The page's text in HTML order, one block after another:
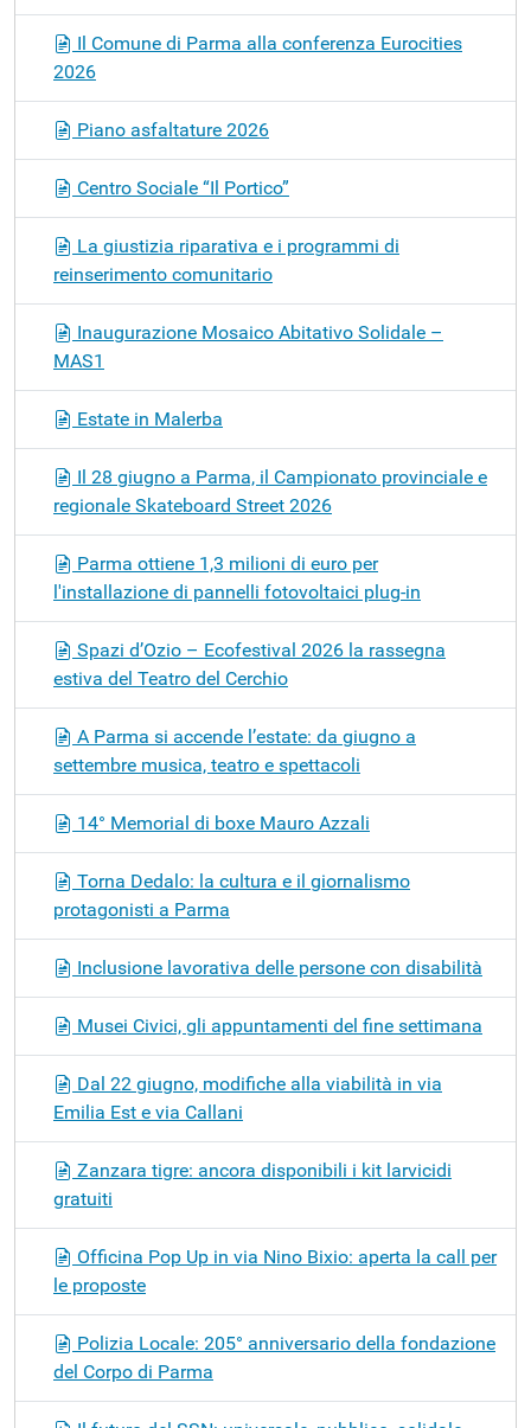
Il Comune di Parma alla conferenza Eurocities
2026
Piano asfaltature 2026
Centro Sociale “Il Portico”
La giustizia riparativa e i programmi di
reinserimento comunitario
Inaugurazione Mosaico Abitativo Solidale –
MAS1
Estate in Malerba
Il 28 giugno a Parma, il Campionato provinciale e
regionale Skateboard Street 2026
Parma ottiene 1,3 milioni di euro per
l'installazione di pannelli fotovoltaici plug-in
Spazi d’Ozio – Ecofestival 2026 la rassegna
estiva del Teatro del Cerchio
A Parma si accende l’estate: da giugno a
settembre musica, teatro e spettacoli
14° Memorial di boxe Mauro Azzali
Torna Dedalo: la cultura e il giornalismo
protagonisti a Parma
Inclusione lavorativa delle persone con disabilità
Musei Civici, gli appuntamenti del fine settimana
Dal 22 giugno, modifiche alla viabilità in via
Emilia Est e via Callani
Zanzara tigre: ancora disponibili i kit larvicidi
gratuiti
Officina Pop Up in via Nino Bixio: aperta la call per
le proposte
Polizia Locale: 205° anniversario della fondazione
del Corpo di Parma